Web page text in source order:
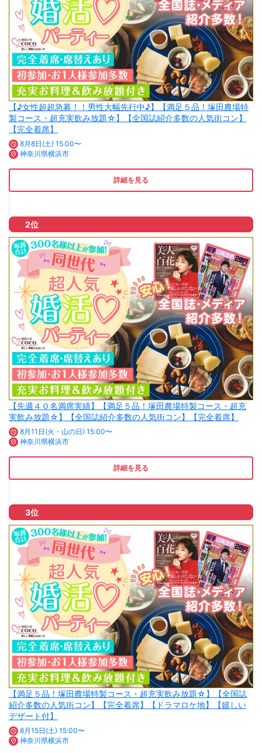
【♪女性超超急募！！男性大幅先行中♪】【満足５品！塚田農場特
製コース・超充実飲み放題☆】【全国誌紹介多数の人気街コン】
【完全着席】
8月8日(土) 15:00〜
神奈川県横浜市
詳細を見る
2位
【先週４０名満席実績】【満足５品！塚田農場特製コース・超充
実飲み放題☆】【全国誌紹介多数の人気街コン】【完全着席】
8月11日(火・山の日) 15:00〜
神奈川県横浜市
詳細を見る
3位
【満足５品！塚田農場特製コース・超充実飲み放題☆】【全国誌
紹介多数の人気街コン】【完全着席】【ドラマロケ地】【嬉しい
デザート付】
8月15日(土) 15:00〜
神奈川県横浜市